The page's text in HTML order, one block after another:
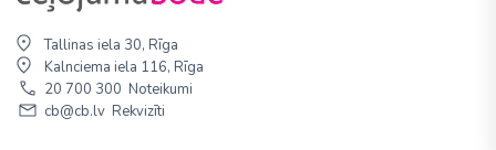
Tallinas iela 30, Rīga
Kalnciema iela 116, Rīga
20 700 300 Noteikumi
cb@cb.lv Rekvizīti